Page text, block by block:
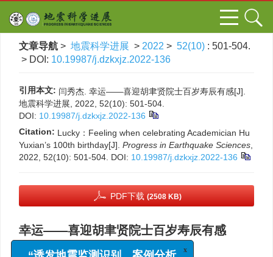
文章导航 > 地震科学进展 > 2022 > 52(10) : 501-504.
> DOI: 10.19987/j.dzkxjz.2022-136
引用本文: 闫秀杰. 幸运——喜迎胡聿贤院士百岁寿辰有感[J].
地震科学进展, 2022, 52(10): 501-504.
DOI: 10.19987/j.dzkxjz.2022-136
Citation: Lucky：Feeling when celebrating Academician Hu
Yuxian’s 100th birthday[J]. Progress in Earthquake Sciences
2022, 52(10): 501-504. DOI: 10.19987/j.dzkxjz.2022-136
PDF下载 (2508 KB)
幸运——喜迎胡聿贤院士百岁寿辰有感
闫秀杰 ,